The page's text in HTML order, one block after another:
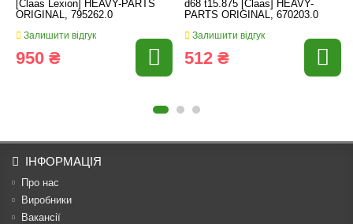
[Claas Lexion] HEAVY-PARTS
ORIGINAL, 795262.0
Залишити відгук
950 ₴
d68 t15.875 [Claas] HEAVY-
PARTS ORIGINAL, 670203.0
Залишити відгук
512 ₴
ІНФОРМАЦІЯ
Про нас
Виробники
Вакансії